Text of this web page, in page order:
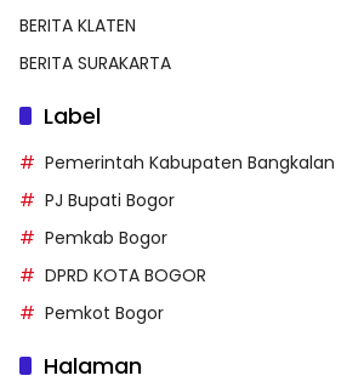
BERITA KLATEN
BERITA SURAKARTA
Label
Pemerintah Kabupaten Bangkalan
PJ Bupati Bogor
Pemkab Bogor
DPRD KOTA BOGOR
Pemkot Bogor
Halaman